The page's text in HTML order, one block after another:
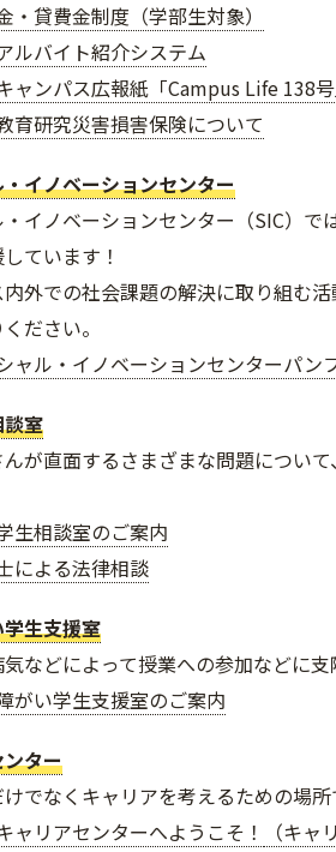
・貸費金制度（学部生対象）
ルバイト紹介システム
ャンパス広報紙「Campus Life 138号
育研究災害損害保険について
イノベーションセンター
イノベーションセンター（SIC）
ています！
外での社会課題の解決に取り組む
ださい。
ャル・イノベーションセンターパン
室
が直面するさまざまな問題につい
生相談室のご案内
による法律相談
生支援室
などによって授業への参加などに
がい学生支援室のご案内
ター
でなくキャリアを考えるための場
ャリアセンターへようこそ！
（キャ